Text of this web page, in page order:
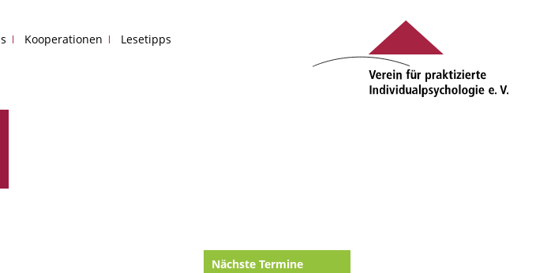
Kooperationen Lesetipps
Nächste Termine